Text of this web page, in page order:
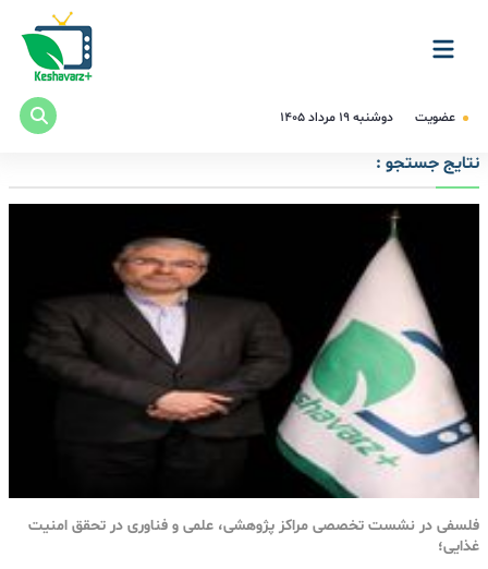
عضویت دوشنبه ۱۹ مرداد ۱۴۰۵
نتایج جستجو :
فلسفی در نشست تخصصی مراکز پژوهشی، علمی و فناوری در تحقق امنیت
غذایی؛